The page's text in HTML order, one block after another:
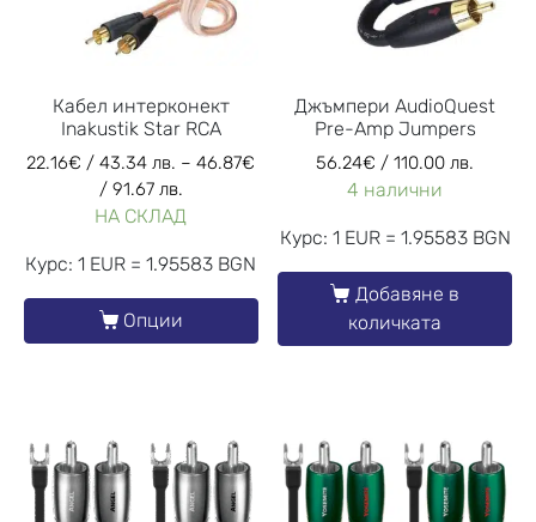
Кабел интерконект
Inakustik Star RCA
22.16€ / 43.34 лв. –46.87€
/ 91.67 лв.
НА СКЛАД
Курс: 1 EUR = 1.95583 BGN
Опции
Джъмпери AudioQuest
Pre-Amp Jumpers
56.24€ / 110.00 лв.
4 налични
Курс: 1 EUR = 1.95583 BGN
Добавяне в
количката